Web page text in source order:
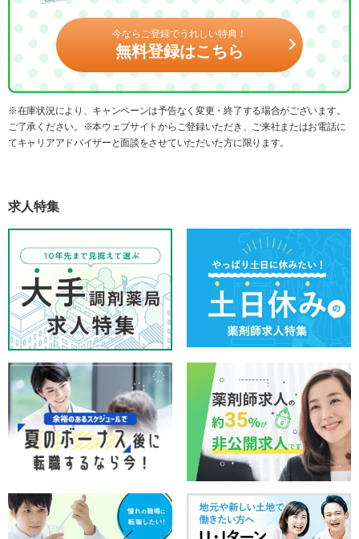
今ならご登録でうれしい特典！
無料登録はこちら
※在庫状況により、キャンペーンは予告なく変更・終了する場合がございます。
ご了承ください。※本ウェブサイトからご登録いただき、ご来社またはお電話に
てキャリアアドバイザーと面談をさせていただいた方に限ります。
求人特集